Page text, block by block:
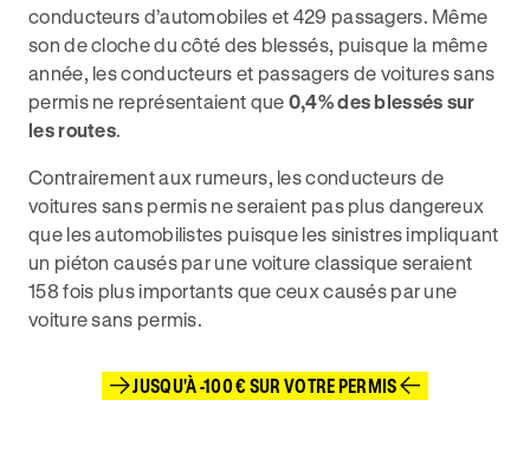
conducteurs d’automobiles et 429 passagers. Même
son de cloche du côté des blessés, puisque la même
année, les conducteurs et passagers de voitures sans
permis ne représentaient que 0,4% des blessés sur
les routes.
Contrairement aux rumeurs, les conducteurs de
voitures sans permis ne seraient pas plus dangereux
que les automobilistes puisque les sinistres impliquant
un piéton causés par une voiture classique seraient
158 fois plus importants que ceux causés par une
voiture sans permis.
JUSQU'À -100 € SUR VOTRE PERMIS